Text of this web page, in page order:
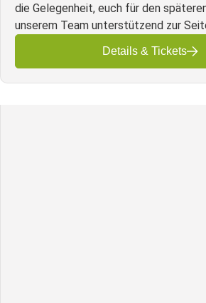
die Gelegenheit, euch für den
unserem Team unterstützend zur
Details & Tickets